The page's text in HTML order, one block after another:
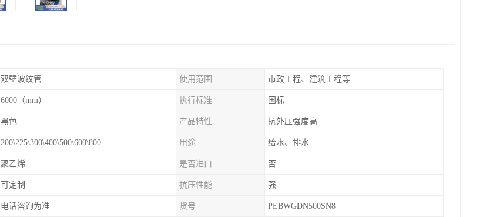
双壁波纹管 使用范围 市政工程、建筑工程等
6000（mm） 执行标准 国标
黑色 产品特性 抗外压强度高
200\225\300\400\500\600\800 用途 给水、排水
聚乙烯 是否进口 否
可定制 抗压性能 强
电话咨询为准 货号 PEBWGDN500SN8